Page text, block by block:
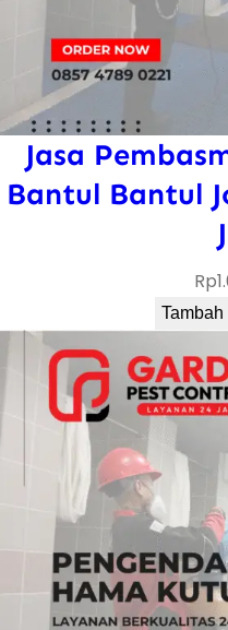
Jasa
Bantul Bantul
Rp